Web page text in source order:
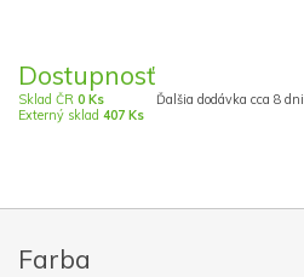
Dostupnosť
Sklad ČR 0 Ks
Externý sklad 407 Ks
Ďalšia dodávka cca 8 dni
Farba